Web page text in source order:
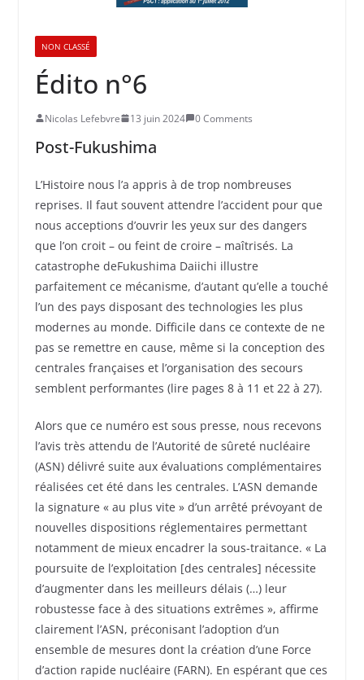
NON CLASSÉ
Édito n°6
Nicolas Lefebvre 13 juin 2024 0 Comments
Post-Fukushima
L’Histoire nous l’a appris à de trop nombreuses
reprises. Il faut souvent attendre l’accident pour que
nous acceptions d’ouvrir les yeux sur des dangers
que l’on croit – ou feint de croire – maîtrisés. La
catastrophe deFukushima Daiichi illustre
parfaitement ce mécanisme, d’autant qu’elle a touché
l’un des pays disposant des technologies les plus
modernes au monde. Difficile dans ce contexte de ne
pas se remettre en cause, même si la conception des
centrales françaises et l’organisation des secours
semblent performantes (lire pages 8 à 11 et 22 à 27).
Alors que ce numéro est sous presse, nous recevons
l’avis très attendu de l’Autorité de sûreté nucléaire
(ASN) délivré suite aux évaluations complémentaires
réalisées cet été dans les centrales. L’ASN demande
la signature « au plus vite » d’un arrêté prévoyant de
nouvelles dispositions réglementaires permettant
notamment de mieux encadrer la sous-traitance. « La
poursuite de l’exploitation [des centrales] nécessite
d’augmenter dans les meilleurs délais (…) leur
robustesse face à des situations extrêmes », affirme
clairement l’ASN, préconisant l’adoption d’un
ensemble de mesures dont la création d’une Force
d’action rapide nucléaire (FARN). En espérant que ces